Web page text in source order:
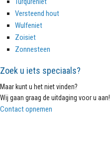
Versteend hout
Wulfeniet
Zoisiet
Zonnesteen
Zoek u iets speciaals?
Maar kunt u het niet vinden?
Wij gaan graag de uitdaging voor u aan!
Contact opnemen